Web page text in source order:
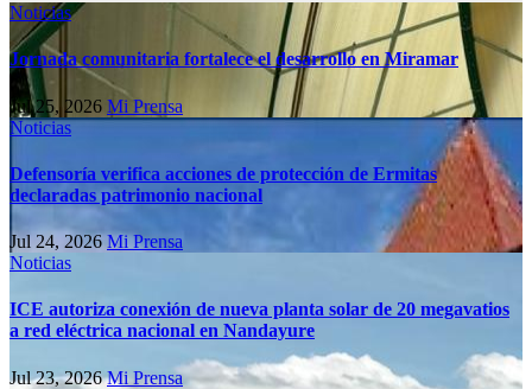
Noticias
Jornada comunitaria fortalece el desarrollo en Miramar
Jul 25, 2026 Mi Prensa
Noticias
Defensoría verifica acciones de protección de Ermitas
declaradas patrimonio nacional
Jul 24, 2026Mi Prensa
Noticias
ICE autoriza conexión de nueva planta solar de 20 megavatios
a red eléctrica nacional en Nandayure
Jul 23, 2026Mi Prensa